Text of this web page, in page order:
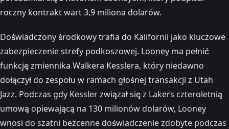
roczny kontrakt wart 3,9 miliona dolarów.
Doświadczony środkowy trafia do Kalifornii jako kluczowe
zabezpieczenie strefy podkoszowej. Looney ma pełnić
funkcję zmiennika Walkera Kesslera, który niedawno
dołączył do zespołu w ramach głośnej transakcji z Utah
Jazz. Podczas gdy Kessler związał się z Lakers czteroletnią
umową opiewającą na 130 milionów dolarów, Looney
wnosi do szatni bezcenne doświadczenie zdobyte podczas